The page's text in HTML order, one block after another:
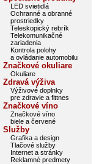
LED svietidlá
Ochranné a obranné
prostriedky
Teleskopický rebrík
Telekomunikačné
zariadenia
Kontrola polohy
a ovládanie automobilu
Značkové okuliare
Okuliare
Zdravá výživa
Výživové doplnky
pre zdravie a fittnes
Značkové víno
Značkové víno
biele a červené
Služby
Grafika a design
Tlačové služby
Internet a stránky
Reklamné predmety